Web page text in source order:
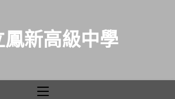
鳳新高級中學